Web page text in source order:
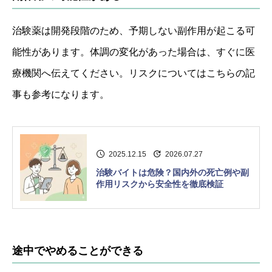
治験薬は開発段階のため、予期しない副作用が起こる可
能性があります。体調の変化があった場合は、すぐに医
療機関へ伝えてください。リスクについてはこちらの記
事も参考になります。
2025.12.15 2026.07.27
治験バイトは危険？国内外の死亡例や副
作用リスクから安全性を徹底検証
途中でやめることができる